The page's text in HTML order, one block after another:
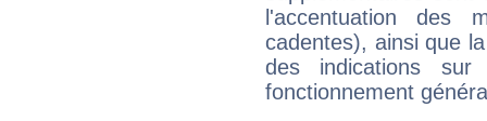
l'accentuation des
cadentes), ainsi que
des indications sur
fonctionnement